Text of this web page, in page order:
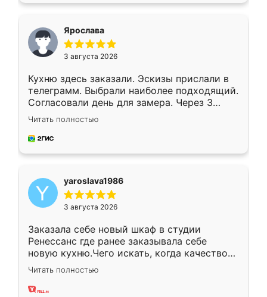
Ярослава
3 августа 2026
Кухню здесь заказали. Эскизы прислали в
телеграмм. Выбрали наиболее подходящий.
Согласовали день для замера. Через 3
недели кухня была уже готова. Остались
довольны работой. Спасибо Ренессанс
мебель за качественную работу!
Читать полностью
yaroslava1986
3 августа 2026
Заказала себе новый шкаф в студии
Ренессанс где ранее заказывала себе
новую кухню.Чего искать, когда качеством
вполне довольна. Служит кухня уже почти
два года, нареканий нет.
Читать полностью